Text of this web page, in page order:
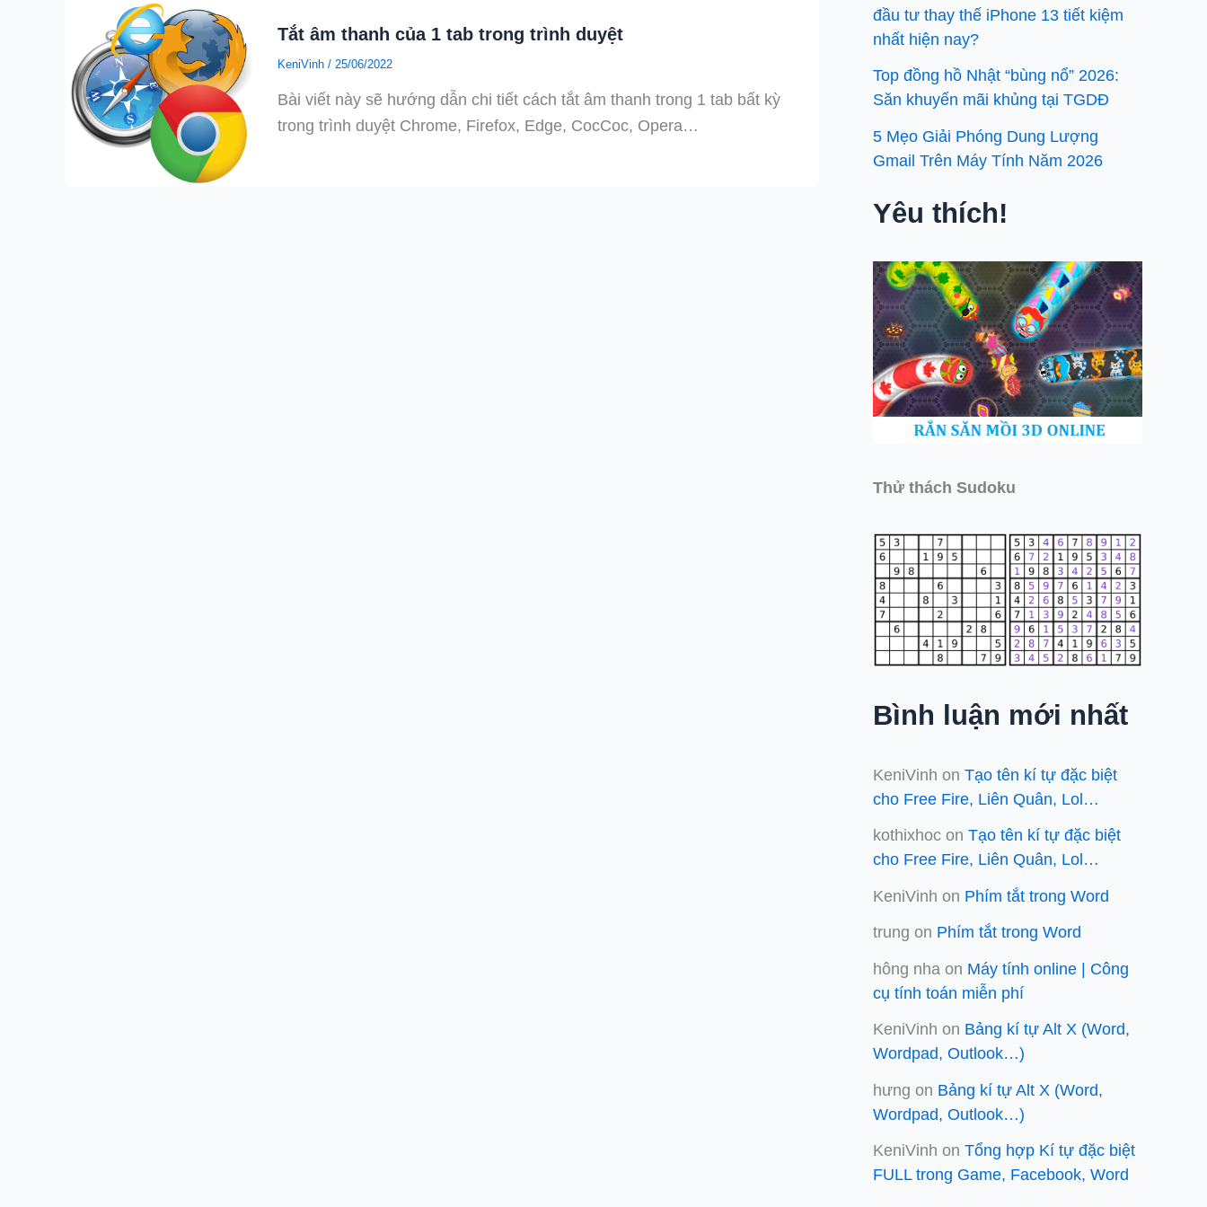
Tắt âm thanh của 1 tab trong trình duyệt
KeniVinh / 25/06/2022
Bài viết này sẽ hướng dẫn chi tiết cách tắt âm thanh trong 1 tab bất kỳ
trong trình duyệt Chrome, Firefox, Edge, CocCoc, Opera…
đầu tư thay thế iPhone 13 tiết kiệm
nhất hiện nay?
Top đồng hồ Nhật “bùng nổ” 2026:
Săn khuyến mãi khủng tại TGDĐ
5 Mẹo Giải Phóng Dung Lượng
Gmail Trên Máy Tính Năm 2026
Yêu thích!
Thử thách Sudoku
Bình luận mới nhất
KeniVinh on Tạo tên kí tự đặc biệt
cho Free Fire, Liên Quân, Lol…
kothixhoc on Tạo tên kí tự đặc biệt
cho Free Fire, Liên Quân, Lol…
KeniVinh on Phím tắt trong Word
trung on Phím tắt trong Word
hông nha on Máy tính online | Công
cụ tính toán miễn phí
KeniVinh on Bảng kí tự Alt X (Word,
Wordpad, Outlook…)
hưng on Bảng kí tự Alt X (Word,
Wordpad, Outlook…)
KeniVinh on Tổng hợp Kí tự đặc biệt
FULL trong Game, Facebook, Word